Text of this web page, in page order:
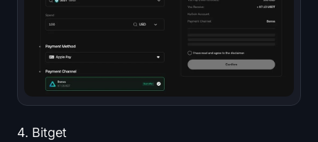
4. Bitget